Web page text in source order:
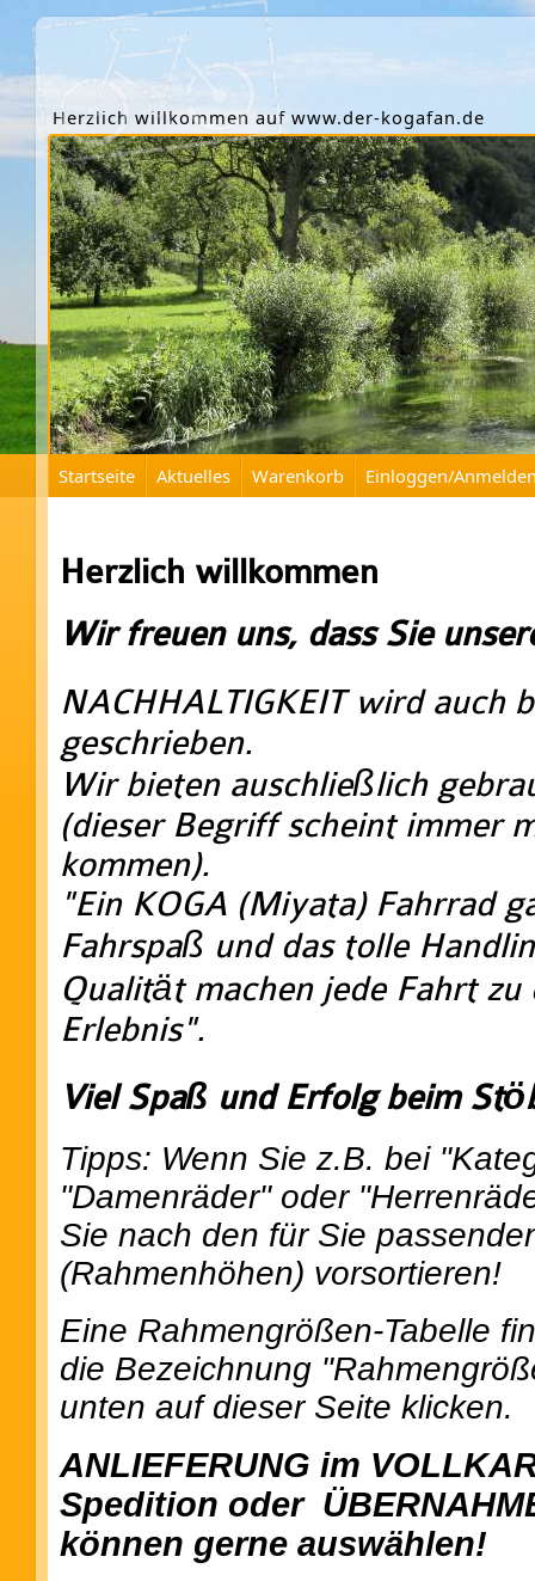
Herzlich willkommen auf www.der-kogafan.de
Startseite Aktuelles Warenkorb Einloggen/
Herzlich willkommen
Wir freuen uns, dass Sie
NACHHALTIGKEIT wird auch
geschrieben.
Wir bieten auschließlich
(dieser Begriff scheint immer
kommen).
"Ein KOGA (Miyata) Fahrrad
Fahrspaß und das tolle
Qualität machen jede Fahrt zu
Erlebnis".
Viel Spaß und Erfolg beim
Tipps: Wenn Sie z.B. bei
"Damenräder" oder
Sie nach den für Sie
(Rahmenhöhen) vorsortieren!
Eine Rahmengrößen-Tabelle
die Bezeichnung
unten auf dieser Seite klicken.
ANLIEFERUNG im
Spedition oder
können gerne auswählen!